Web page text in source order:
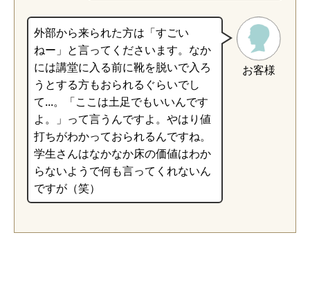
お客様
外部から来られた方は「すごい
ねー」と言ってくださいます。なか
には講堂に入る前に靴を脱いで入ろ
うとする方もおられるぐらいでし
て...。「ここは土足でもいいんです
よ。」って言うんですよ。やはり値
打ちがわかっておられるんですね。
学生さんはなかなか床の価値はわか
らないようで何も言ってくれないん
ですが（笑）